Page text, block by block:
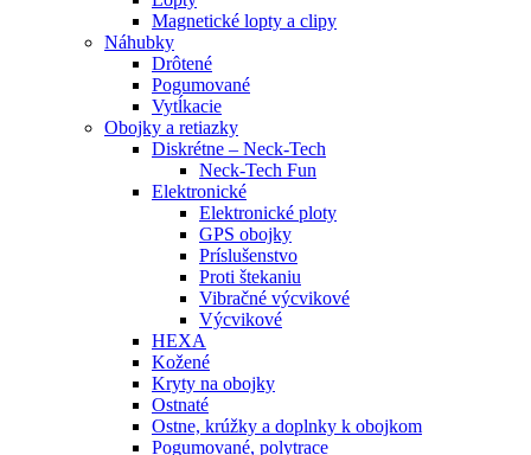
Magnetické lopty a clipy
Náhubky
Drôtené
Pogumované
Vytĺkacie
Obojky a retiazky
Diskrétne – Neck-Tech
Neck-Tech Fun
Elektronické
Elektronické ploty
GPS obojky
Príslušenstvo
Proti štekaniu
Vibračné výcvikové
Výcvikové
HEXA
Kožené
Kryty na obojky
Ostnaté
Ostne, krúžky a doplnky k obojkom
Pogumované, polytrace